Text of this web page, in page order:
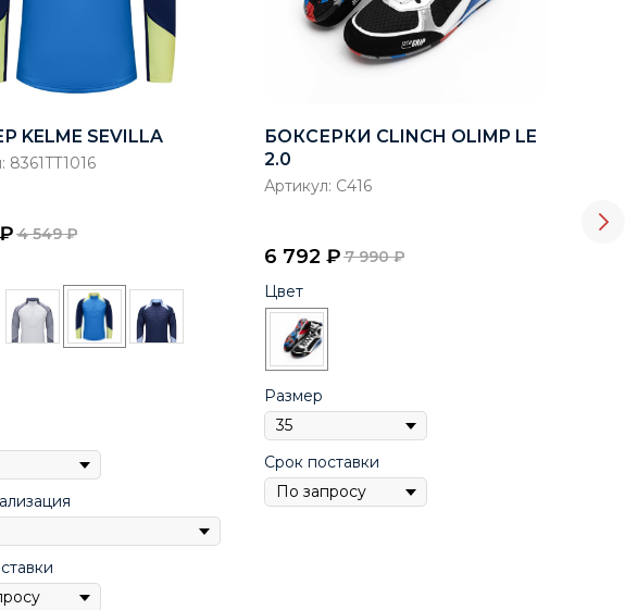
KELME SEVILLA
8361TT1016
₽ 4 549 ₽
БОКСЕРКИ CLINCH OLIMP LE
2.0
Артикул: C416
6 792 ₽ 7 990 ₽
Цвет
Размер
Срок поставки